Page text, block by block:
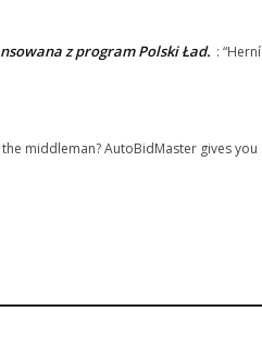
z program Polski Ład. : “Herní
middleman? AutoBidMaster gives you